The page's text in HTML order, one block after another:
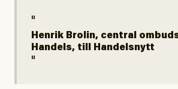
Henrik Brolin, central
Handels, till Handelsnytt